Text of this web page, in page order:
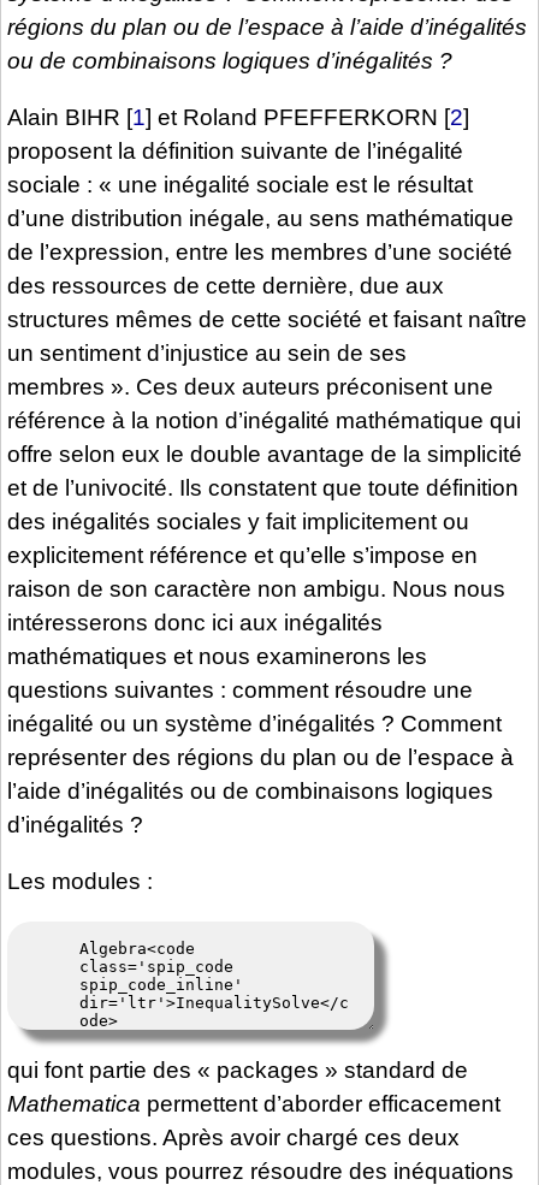
régions du plan ou de l’espace à l’aide d’inégalités
ou de combinaisons logiques d’inégalités ?
Alain BIHR [1] et Roland PFEFFERKORN [2]
proposent la définition suivante de l’inégalité
sociale : « une inégalité sociale est le résultat
d’une distribution inégale, au sens mathématique
de l’expression, entre les membres d’une société
des ressources de cette dernière, due aux
structures mêmes de cette société et faisant naître
un sentiment d’injustice au sein de ses
membres ». Ces deux auteurs préconisent une
référence à la notion d’inégalité mathématique qui
offre selon eux le double avantage de la simplicité
et de l’univocité. Ils constatent que toute définition
des inégalités sociales y fait implicitement ou
explicitement référence et qu’elle s’impose en
raison de son caractère non ambigu. Nous nous
intéresserons donc ici aux inégalités
mathématiques et nous examinerons les
questions suivantes : comment résoudre une
inégalité ou un système d’inégalités ? Comment
représenter des régions du plan ou de l’espace à
l’aide d’inégalités ou de combinaisons logiques
d’inégalités ?
Les modules :
qui font partie des « packages » standard de
Mathematica permettent d’aborder efficacement
ces questions. Après avoir chargé ces deux
modules, vous pourrez résoudre des inéquations